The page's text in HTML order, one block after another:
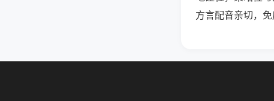
方言配音亲切，免